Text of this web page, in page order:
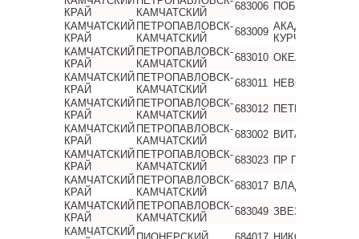
КРАЙ
КАМЧАТСКИЙ
683006 ПОБЕДЫ ПР-Т
КАМЧАТСКИЙ
КРАЙ
ПЕТРОПАВЛОВСК-
КАМЧАТСКИЙ
683009 АКАДЕМИКА
КУРЧАТОВА
КАМЧАТСКИЙ
КРАЙ
ПЕТРОПАВЛОВСК-
КАМЧАТСКИЙ
683010 ОКЕАНСКАЯ
КАМЧАТСКИЙ
КРАЙ
ПЕТРОПАВЛОВСК-
КАМЧАТСКИЙ
683011
НЕВСКОГО
КАМЧАТСКИЙ
КРАЙ
ПЕТРОПАВЛОВСК-
КАМЧАТСКИЙ
683012 ПЕТРА
КАМЧАТСКИЙ
КРАЙ
ПЕТРОПАВЛОВСК-
КАМЧАТСКИЙ
683002 ВИТАЛИЯ
КАМЧАТСКИЙ
КРАЙ
ПЕТРОПАВЛОВСК-
КАМЧАТСКИЙ
683023 ПР ПОБЕДЫ
КАМЧАТСКИЙ
КРАЙ
ПЕТРОПАВЛОВСК-
КАМЧАТСКИЙ
683017
КАМЧАТСКИЙ
КРАЙ
ПЕТРОПАВЛОВСК-
КАМЧАТСКИЙ
683049 ЗВЕЗДНАЯ
КАМЧАТСКИЙ ПИОНЕРСКИЙ 684017 НИКОЛАЯ